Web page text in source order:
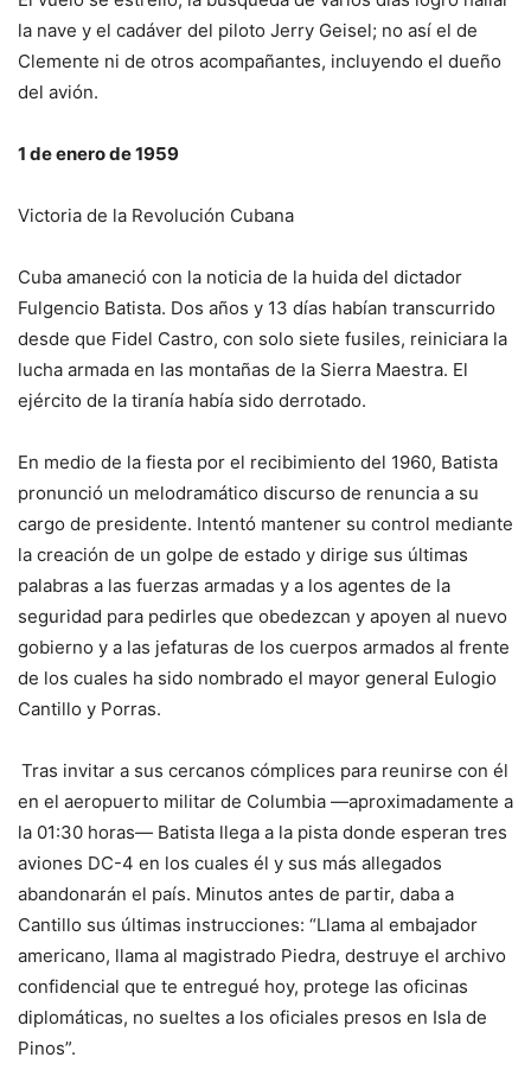
la nave y el cadáver del piloto Jerry Geisel; no así el de
Clemente ni de otros acompañantes, incluyendo el dueño
del avión.
1 de enero de 1959
Victoria de la Revolución Cubana
Cuba amaneció con la noticia de la huida del dictador
Fulgencio Batista. Dos años y 13 días habían transcurrido
desde que Fidel Castro, con solo siete fusiles, reiniciara la
lucha armada en las montañas de la Sierra Maestra. El
ejército de la tiranía había sido derrotado.
En medio de la fiesta por el recibimiento del 1960, Batista
pronunció un melodramático discurso de renuncia a su
cargo de presidente. Intentó mantener su control mediante
la creación de un golpe de estado y dirige sus últimas
palabras a las fuerzas armadas y a los agentes de la
seguridad para pedirles que obedezcan y apoyen al nuevo
gobierno y a las jefaturas de los cuerpos armados al frente
de los cuales ha sido nombrado el mayor general Eulogio
Cantillo y Porras.
Tras invitar a sus cercanos cómplices para reunirse con él
en el aeropuerto militar de Columbia —aproximadamente a
la 01:30 horas— Batista llega a la pista donde esperan tres
aviones DC-4 en los cuales él y sus más allegados
abandonarán el país. Minutos antes de partir, daba a
Cantillo sus últimas instrucciones: “Llama al embajador
americano, llama al magistrado Piedra, destruye el archivo
confidencial que te entregué hoy, protege las oficinas
diplomáticas, no sueltes a los oficiales presos en Isla de
Pinos”.